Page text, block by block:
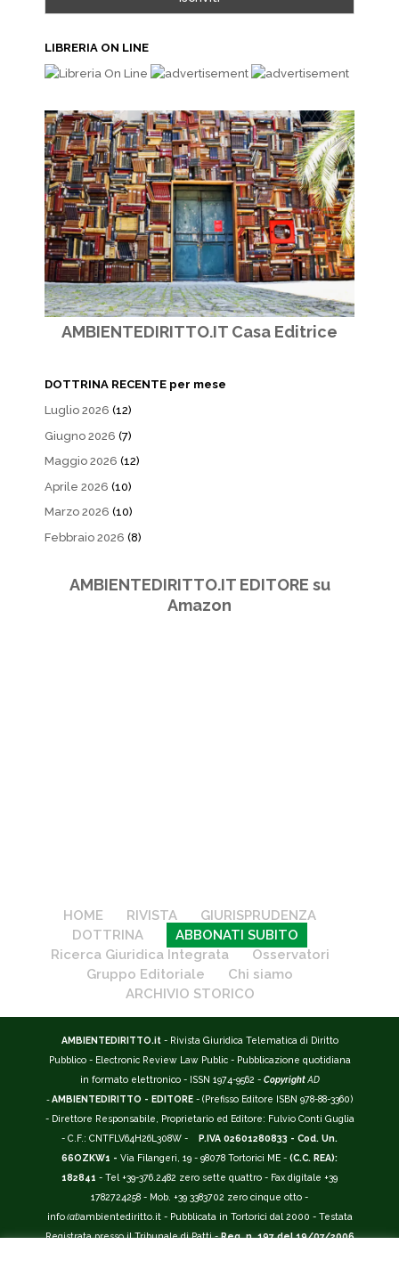
LIBRERIA ON LINE
AMBIENTEDIRITTO.IT Casa Editrice
DOTTRINA RECENTE per mese
Luglio 2026 (12)
Giugno 2026 (7)
Maggio 2026 (12)
Aprile 2026 (10)
Marzo 2026 (10)
Febbraio 2026 (8)
AMBIENTEDIRITTO.IT EDITORE su
Amazon
HOME RIVISTA
GIURISPRUDENZA
DOTTRINA
ABBONATI SUBITO
Ricerca Giuridica Integrata
Osservatori
Gruppo Editoriale
Chi siamo
ARCHIVIO STORICO
AMBIENTEDIRITTO.it - Rivista Giuridica Telematica di Diritto
Pubblico - Electronic Review Law Public - Pubblicazione quotidiana
in formato elettronico - ISSN 1974-9562 - Copyright AD
-AMBIENTEDIRITTO - EDITORE - (Prefisso Editore ISBN 978-88-3360)
- Direttore Responsabile, Proprietario ed Editore: Fulvio Conti Guglia
- C.F.: CNTFLV64H26L308W -
P.IVA 02601280833 - Cod. Un.
66OZKW1 - Via Filangeri, 19 - 98078 Tortorici ME - (C.C. REA):
182841 - Tel +39-376.2482 zero sette quattro - Fax digitale +39
1782724258 - Mob. +39 3383702 zero cinque otto -
info(at)ambientediritto.it - Pubblicata in Tortorici dal 2000 - Testata
Registrata presso il Tribunale di Patti -Reg. n. 197 del 19/07/2006